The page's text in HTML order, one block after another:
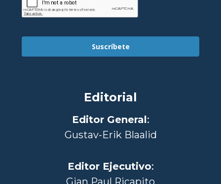
Suscríbete
Editorial
Editor General :
Gustav-Erik Blaalid
Editor Ejecutivo: